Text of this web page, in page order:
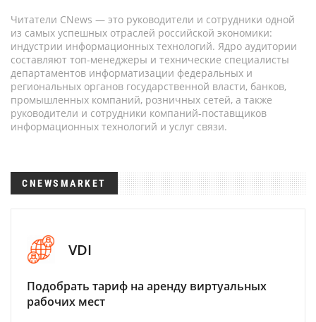
Читатели CNews — это руководители и сотрудники одной
из самых успешных отраслей российской экономики:
индустрии информационных технологий. Ядро аудитории
составляют топ-менеджеры и технические специалисты
департаментов информатизации федеральных и
региональных органов государственной власти, банков,
промышленных компаний, розничных сетей, а также
руководители и сотрудники компаний-поставщиков
информационных технологий и услуг связи.
CNEWSMARKET
VDI
Подобрать тариф на аренду виртуальных
рабочих мест